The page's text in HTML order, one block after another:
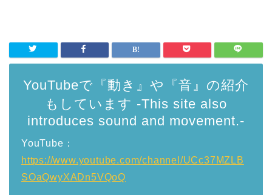
YouTubeで『動き』や『音』の紹介
もしています -This site also
introduces sound and movement.-
YouTube：
https://www.youtube.com/channel/UCc37MZLB
SOaQwyXADn5VQoQ